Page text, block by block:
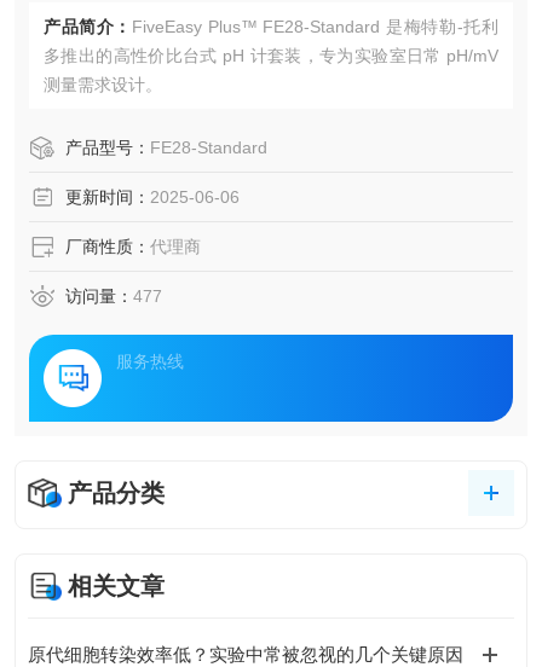
产品简介： FiveEasy Plus™ FE28-Standard 是梅特勒-托利
多推出的高性价比台式 pH 计套装，专为实验室日常 pH/mV
测量需求设计。
产品型号： FE28-Standard
更新时间： 2025-06-06
厂商性质： 代理商
访问量： 477
服务热线
产品分类
相关文章
原代细胞转染效率低？实验中常被忽视的几个关键原因